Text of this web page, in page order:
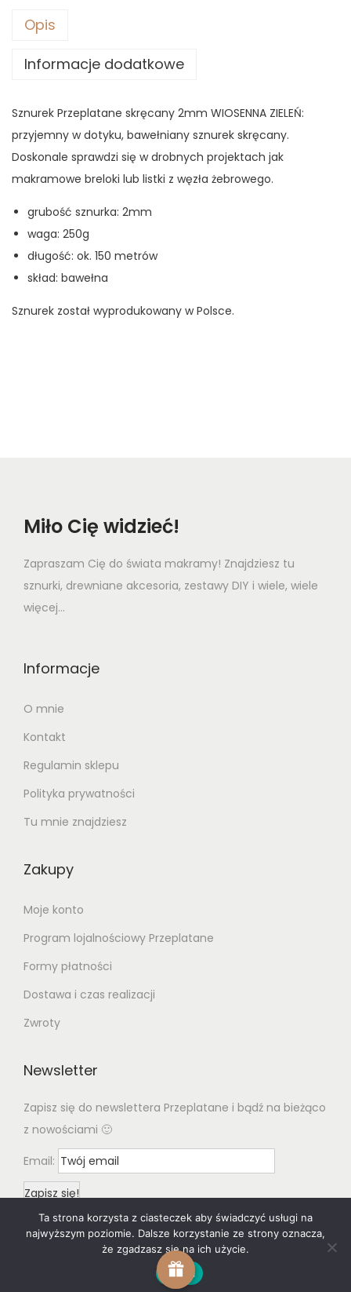
z
.
.
Opis
Informacje dodatkowe
Sznurek Przeplatane skręcany 2mm WIOSENNA ZIELEŃ:
przyjemny w dotyku, bawełniany sznurek skręcany.
Doskonale sprawdzi się w drobnych projektach jak
makramowe breloki lub listki z węzła żebrowego.
grubość sznurka: 2mm
waga: 250g
długość: ok. 150 metrów
skład: bawełna
Sznurek został wyprodukowany w Polsce.
Miło Cię widzieć!
Zapraszam Cię do świata makramy! Znajdziesz tu
sznurki, drewniane akcesoria, zestawy DIY i wiele, wiele
więcej...
Informacje
O mnie
Kontakt
Regulamin sklepu
Polityka prywatności
Tu mnie znajdziesz
Zakupy
Moje konto
Program lojalnościowy Przeplatane
Formy płatności
Dostawa i czas realizacji
Zwroty
Newsletter
Zapisz się do newslettera Przeplatane i bądź na bieżąco
z nowościami 🙂
Email:
Privacy PolicyAll rights reserved. Designed
Ta strona korzysta z ciasteczek aby świadczyć usługi na
najwyższym poziomie. Dalsze korzystanie ze strony oznacza,
że zgadzasz się na ich użycie.
Zgoda